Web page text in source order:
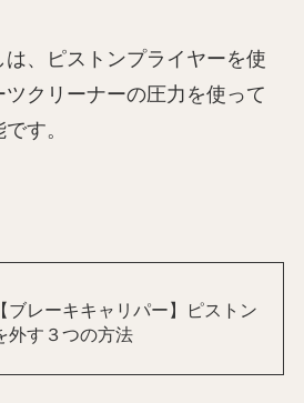
は、ピストンプライヤーを使
クリーナーの圧力を使って
す。
【ブレーキキャリパー】ピストン
外す３つの方法